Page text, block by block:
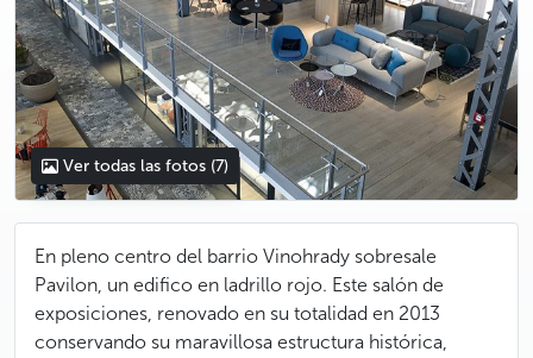
Ver todas las fotos (7)
En pleno centro del barrio Vinohrady sobresale
Pavilon, un edifico en ladrillo rojo. Este salón de
exposiciones, renovado en su totalidad en 2013
conservando su maravillosa estructura histórica,